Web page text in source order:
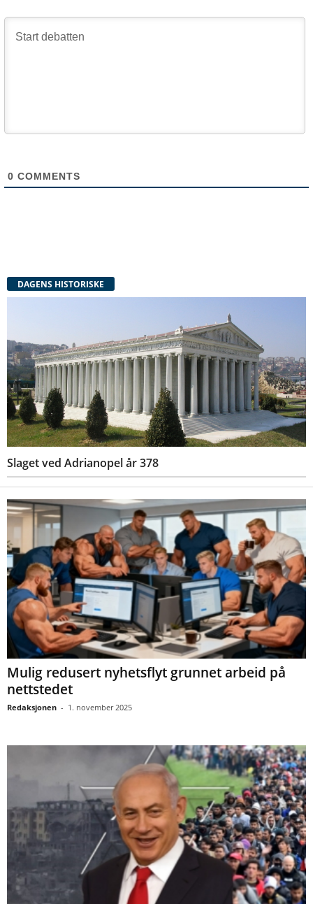
0 COMMENTS
DAGENS HISTORISKE
Slaget ved Adrianopel år 378
Mulig redusert nyhetsflyt grunnet arbeid på
nettstedet
Redaksjonen - 1. november 2025